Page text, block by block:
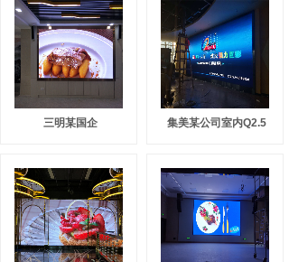
三明某国企 集美某公司室内Q2.5